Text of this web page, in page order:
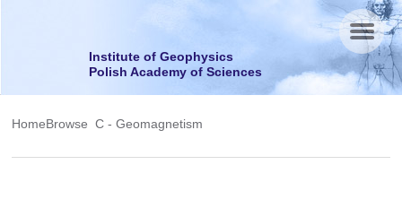
Institute of Geophysics
Polish Academy of Sciences
HomeBrowse C - Geomagnetism